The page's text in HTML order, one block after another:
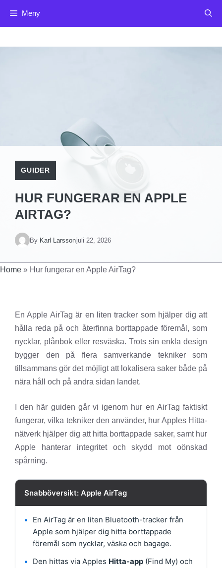
Meny
GUIDER
HUR FUNGERAR EN APPLE
AIRTAG?
By Karl Larssonjuli 22, 2026
Home » Hur fungerar en Apple AirTag?
En Apple AirTag är en liten tracker som hjälper dig att
hålla reda på och återfinna borttappade föremål, som
nycklar, plånbok eller resväska. Trots sin enkla design
bygger den på flera samverkande tekniker som
tillsammans gör det möjligt att lokalisera saker både på
nära håll och på andra sidan landet.
I den här guiden går vi igenom hur en AirTag faktiskt
fungerar, vilka tekniker den använder, hur Apples Hitta-
nätverk hjälper dig att hitta borttappade saker, samt hur
Apple hanterar integritet och skydd mot oönskad
spårning.
Snabböversikt: Apple AirTag
•
En AirTag är en liten Bluetooth-tracker från
Apple som hjälper dig hitta borttappade
föremål som nycklar, väska och bagage.
•
Den hittas via Apples Hitta-app (Find My) och